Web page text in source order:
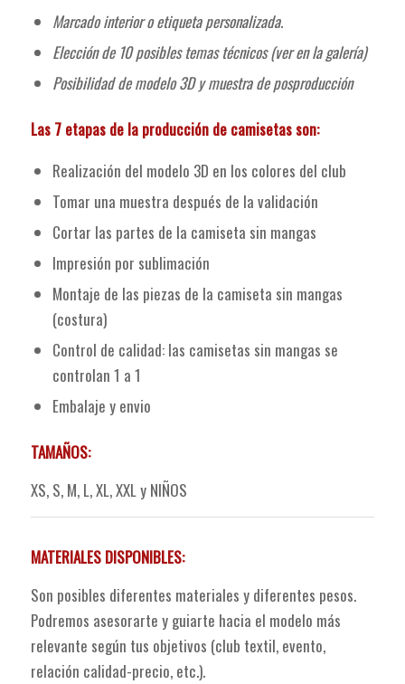
Marcado interior o etiqueta personalizada.
Elección de 10 posibles temas técnicos (ver en la galería)
Posibilidad de modelo 3D y muestra de posproducción
Las 7 etapas de la producción de camisetas son:
Realización del modelo 3D en los colores del club
Tomar una muestra después de la validación
Cortar las partes de la camiseta sin mangas
Impresión por sublimación
Montaje de las piezas de la camiseta sin mangas
(costura)
Control de calidad: las camisetas sin mangas se
controlan 1 a 1
Embalaje y envio
TAMAÑOS:
XS, S, M, L, XL, XXL y NIÑOS
MATERIALES DISPONIBLES:
Son posibles diferentes materiales y diferentes pesos.
Podremos asesorarte y guiarte hacia el modelo más
relevante según tus objetivos (club textil, evento,
relación calidad-precio, etc.).